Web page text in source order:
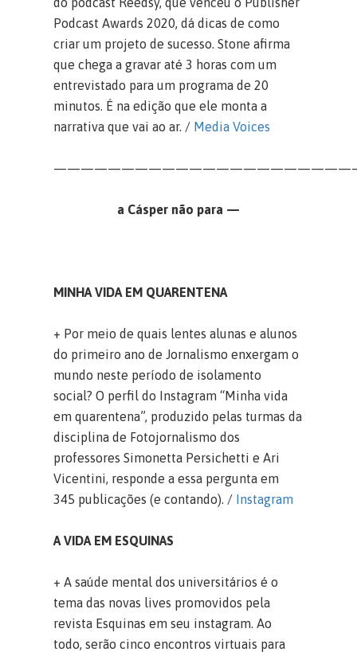
Podcast Awards 2020, dá dicas de como
criar um projeto de sucesso. Stone afirma
que chega a gravar até 3 horas com um
entrevistado para um programa de 20
minutos. É na edição que ele monta a
narrativa que vai ao ar. / Media Voices
a Cásper não para —
MINHA VIDA EM QUARENTENA
+ Por meio de quais lentes alunas e alunos
do primeiro ano de Jornalismo enxergam o
mundo neste período de isolamento
social? O perfil do Instagram “Minha vida
em quarentena”, produzido pelas turmas da
disciplina de Fotojornalismo dos
professores Simonetta Persichetti e Ari
Vicentini, responde a essa pergunta em
345 publicações (e contando). / Instagram
A VIDA EM ESQUINAS
+ A saúde mental dos universitários é o
tema das novas lives promovidos pela
revista Esquinas em seu instagram. Ao
todo, serão cinco encontros virtuais para